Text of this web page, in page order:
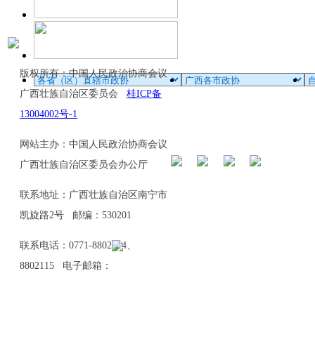
版权所有：中国人民政治协商会议
广西壮族自治区委员会 桂ICP备
13004002号-1
网站主办：中国人民政治协商会议
广西壮族自治区委员会办公厅
联系地址：广西壮族自治区南宁市
凯旋路2号 邮编：530201
联系电话：0771-8802114、
8802115 电子邮箱：